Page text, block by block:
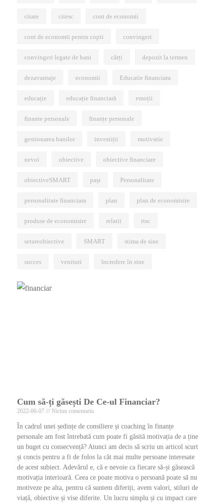
citate citesc cont de economii
cont de economii pentru copii convingeri
convingeri legate de bani cărți depozit la termen
dezavantaje economii Educatie financiara
educație educație financiară emoții
finante personale finanțe personale
gestionarea banilor investiții motivatie
nevoi obiective obiective financiare
obiectiveSMART pași Personalitate
personalitate financiara plan plan de economisire
produse de economisire relatii risc
setareobiective SMART stima de sine
succes venituri încredere în sine
Cum să-ți găsești De Ce-ul Financiar?
2022-06-07 Niciun comentariu
În cadrul unei ședințe de consiliere și coaching în finanțe
personale am fost întrebată cum poate fi găsită motivația de a ține
un buget cu consecvență? Atunci am decis să scriu un articol scurt
și concis pentru a fi de folos la cât mai multe persoane interesate
de acest subiect. Adevărul e, că e nevoie ca fiecare să-și găsească
motivația interioară. Ceea ce poate motiva o persoană poate să nu
motiveze pe alta, pentru că suntem diferiți, avem valori, stiluri de
viață, obiective și vise diferite. Un lucru simplu și cu impact care